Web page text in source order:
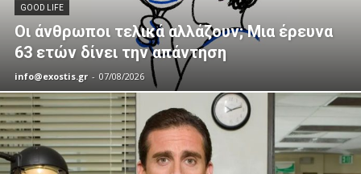
GOOD LIFE
Οι άνθρωποι τελικά αλλάζουν; Μια έρευνα
63 ετών δίνει την απάντηση
info@exostis.gr - 07/08/2026